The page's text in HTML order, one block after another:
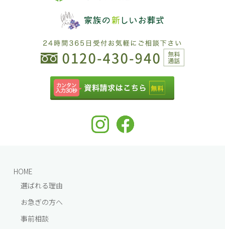
HOME
選ばれる理由
お急ぎの方へ
事前相談